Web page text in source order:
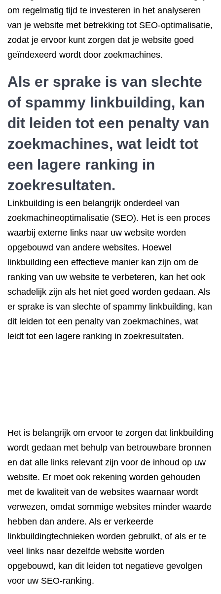
om regelmatig tijd te investeren in het analyseren
van je website met betrekking tot SEO-optimalisatie,
zodat je ervoor kunt zorgen dat je website goed
geïndexeerd wordt door zoekmachines.
Als er sprake is van slechte
of spammy linkbuilding, kan
dit leiden tot een penalty van
zoekmachines, wat leidt tot
een lagere ranking in
zoekresultaten.
Linkbuilding is een belangrijk onderdeel van
zoekmachineoptimalisatie (SEO). Het is een proces
waarbij externe links naar uw website worden
opgebouwd van andere websites. Hoewel
linkbuilding een effectieve manier kan zijn om de
ranking van uw website te verbeteren, kan het ook
schadelijk zijn als het niet goed worden gedaan. Als
er sprake is van slechte of spammy linkbuilding, kan
dit leiden tot een penalty van zoekmachines, wat
leidt tot een lagere ranking in zoekresultaten.
Het is belangrijk om ervoor te zorgen dat linkbuilding
wordt gedaan met behulp van betrouwbare bronnen
en dat alle links relevant zijn voor de inhoud op uw
website. Er moet ook rekening worden gehouden
met de kwaliteit van de websites waarnaar wordt
verwezen, omdat sommige websites minder waarde
hebben dan andere. Als er verkeerde
linkbuildingtechnieken worden gebruikt, of als er te
veel links naar dezelfde website worden
opgebouwd, kan dit leiden tot negatieve gevolgen
voor uw SEO-ranking.